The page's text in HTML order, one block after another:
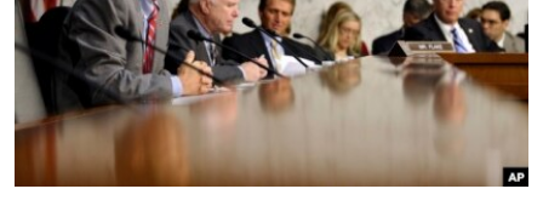
فرهنگ و زندگی
حقوق شهروندی
اقتصادی
مستندها
انتخابات ریاست جمهوری آمریکا ۲۰۲۴
حمله جمهوری اسلامی به اسرائیل
دنبال کنید
زبانهای مختلف